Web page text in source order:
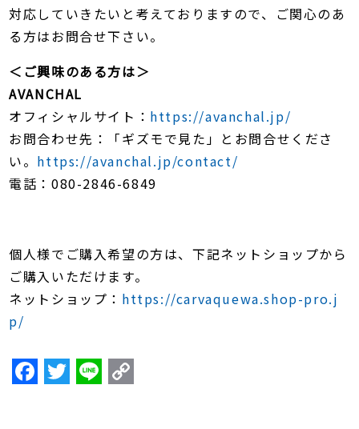
対応していきたいと考えておりますので、ご関心のあ
る方はお問合せ下さい。
＜ご興味のある方は＞
AVANCHAL
オフィシャルサイト： https://avanchal.jp/
お問合わせ先：「ギズモで見た」とお問合せくださ
い。 https://avanchal.jp/contact/
電話：080-2846-6849
個人様でご購入希望の方は、下記ネットショップから
ご購入いただけます。
ネットショップ： https://carvaquewa.shop-pro.j
p/
F
a
T
w
Li
n